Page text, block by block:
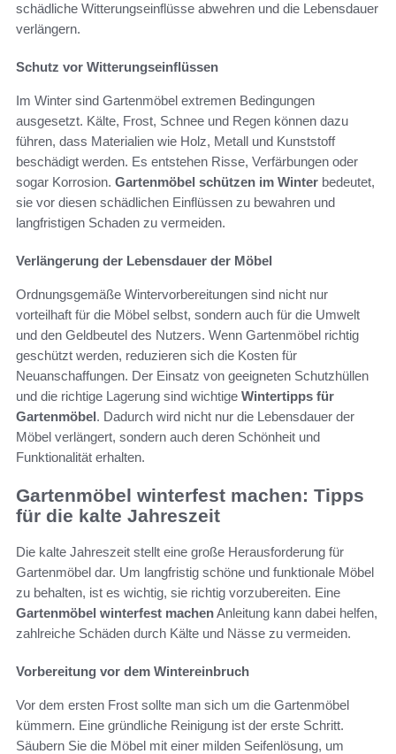
schädliche Witterungseinflüsse abwehren und die Lebensdauer
verlängern.
Schutz vor Witterungseinflüssen
Im Winter sind Gartenmöbel extremen Bedingungen
ausgesetzt. Kälte, Frost, Schnee und Regen können dazu
führen, dass Materialien wie Holz, Metall und Kunststoff
beschädigt werden. Es entstehen Risse, Verfärbungen oder
sogar Korrosion. Gartenmöbel schützen im Winter bedeutet,
sie vor diesen schädlichen Einflüssen zu bewahren und
langfristigen Schaden zu vermeiden.
Verlängerung der Lebensdauer der Möbel
Ordnungsgemäße Wintervorbereitungen sind nicht nur
vorteilhaft für die Möbel selbst, sondern auch für die Umwelt
und den Geldbeutel des Nutzers. Wenn Gartenmöbel richtig
geschützt werden, reduzieren sich die Kosten für
Neuanschaffungen. Der Einsatz von geeigneten Schutzhüllen
und die richtige Lagerung sind wichtige Wintertipps für
Gartenmöbel. Dadurch wird nicht nur die Lebensdauer der
Möbel verlängert, sondern auch deren Schönheit und
Funktionalität erhalten.
Gartenmöbel winterfest machen: Tipps
für die kalte Jahreszeit
Die kalte Jahreszeit stellt eine große Herausforderung für
Gartenmöbel dar. Um langfristig schöne und funktionale Möbel
zu behalten, ist es wichtig, sie richtig vorzubereiten. Eine
Gartenmöbel winterfest machenAnleitung kann dabei helfen,
zahlreiche Schäden durch Kälte und Nässe zu vermeiden.
Vorbereitung vor dem Wintereinbruch
Vor dem ersten Frost sollte man sich um die Gartenmöbel
kümmern. Eine gründliche Reinigung ist der erste Schritt.
Säubern Sie die Möbel mit einer milden Seifenlösung, um